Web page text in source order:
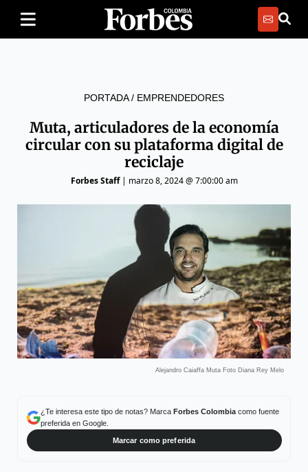
PORTADA/ EMPRENDEDORES
Muta, articuladores de la economía
circular con su plataforma digital de
reciclaje
Forbes Staff| marzo 8, 2024 @ 7:00:00 am
Alejandro Caiaffa Muta Foto Diana Rey Melo
¿Te interesa este tipo de notas? Marca Forbes Colombiacomo fuente
preferida en Google.
Marcar como preferida